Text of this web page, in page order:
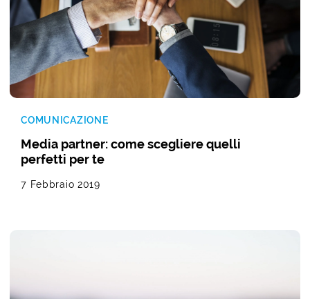
COMUNICAZIONE
Media partner: come scegliere quelli
perfetti per te
7 Febbraio 2019